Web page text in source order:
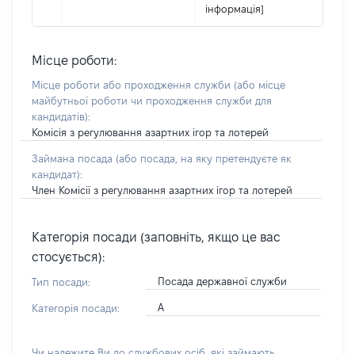
інформація]
Місце роботи:
Місце роботи або проходження служби (або місце
майбутньої роботи чи проходження служби для
кандидатів):
Комісія з регулювання азартних ігор та лотерей
Займана посада (або посада, на яку претендуєте як
кандидат):
Член Комісії з регулювання азартних ігор та лотерей
Категорія посади (заповніть, якщо це вас
стосується):
Тип посади: Посада державної служби
Категорія посади: А